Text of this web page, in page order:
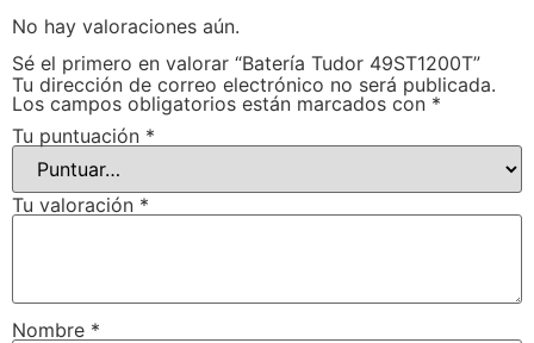
No hay valoraciones aún.
Sé el primero en valorar “Batería Tudor 49ST1200T”
Tu dirección de correo electrónico no será publicada.
Los campos obligatorios están marcados con *
Tu puntuación *
Tu valoración *
Nombre *